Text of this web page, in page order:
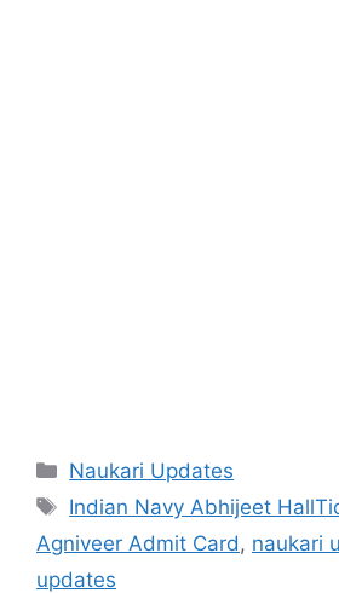
Categories
Naukari Updates
Tags
Indian Navy Abhijeet
Agniveer Admit Card , naukari
updates